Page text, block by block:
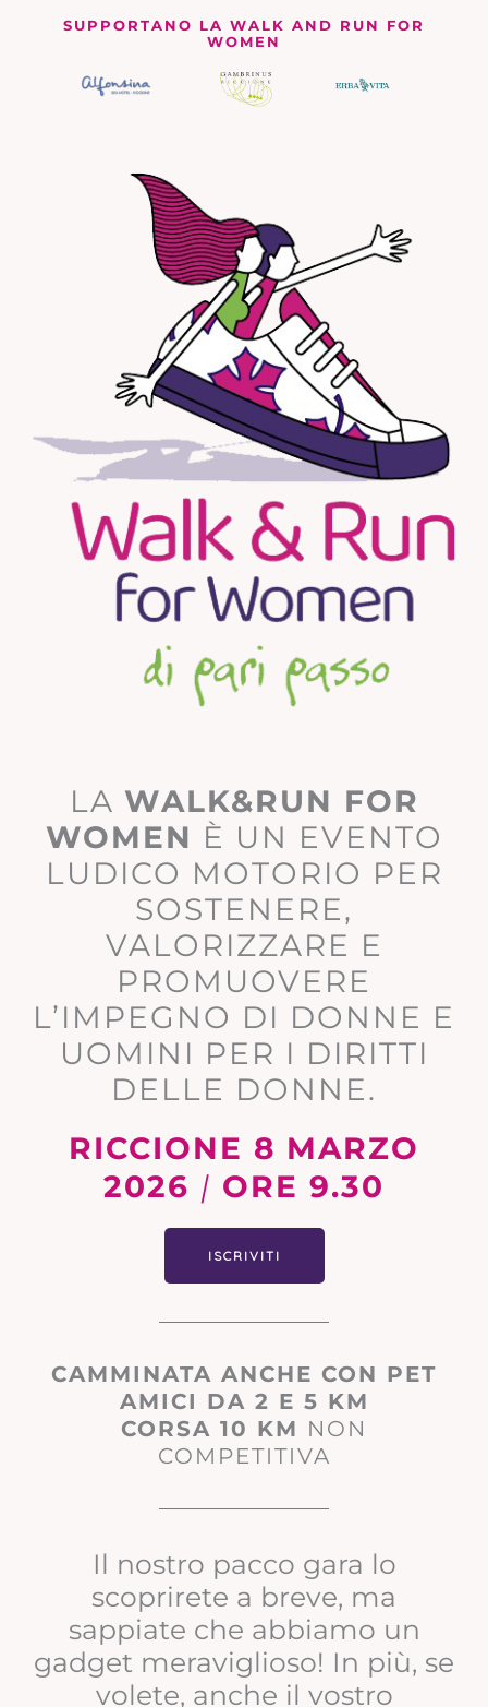
SUPPORTANO LA WALK AND RUN FOR
WOMEN
LA WALK&RUN FOR
WOMEN È UN EVENTO
LUDICO MOTORIO PER
SOSTENERE,
VALORIZZARE E
PROMUOVERE
L’IMPEGNO DI DONNE E
UOMINI PER I DIRITTI
DELLE DONNE.
RICCIONE 8 MARZO
2026 | ORE 9.30
ISCRIVITI
CAMMINATA ANCHE CON PET
AMICI DA 2 E 5 KM
CORSA 10 KM NON
COMPETITIVA
Il nostro pacco gara lo
scoprirete a breve, ma
sappiate che abbiamo un
gadget meraviglioso! In più, se
volete, anche il vostro